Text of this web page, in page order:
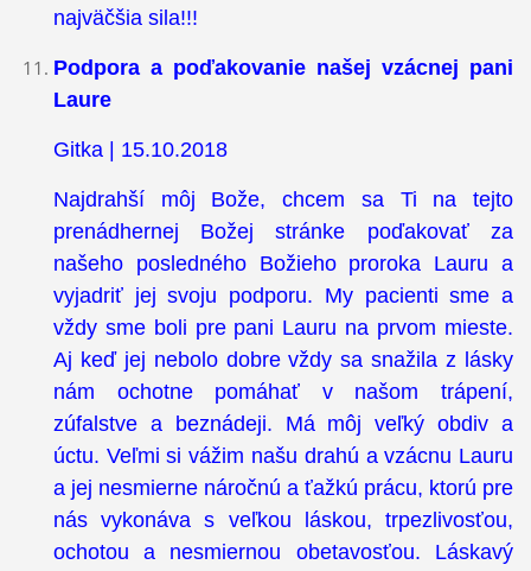
najväčšia sila!!!
Podpora a poďakovanie našej vzácnej pani
Laure
Gitka | 15.10.2018
Najdrahší môj Bože, chcem sa Ti na tejto
prenádhernej Božej stránke poďakovať za
našeho posledného Božieho proroka Lauru a
vyjadriť jej svoju podporu. My pacienti sme a
vždy sme boli pre pani Lauru na prvom mieste.
Aj keď jej nebolo dobre vždy sa snažila z lásky
nám ochotne pomáhať v našom trápení,
zúfalstve a beznádeji. Má môj veľký obdiv a
úctu. Veľmi si vážim našu drahú a vzácnu Lauru
a jej nesmierne náročnú a ťažkú prácu, ktorú pre
nás vykonáva s veľkou láskou, trpezlivosťou,
ochotou a nesmiernou obetavosťou. Láskavý